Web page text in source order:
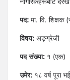
पद: मा. वि. शिक्षक
विषय: अङ्ग्रेजी
पद संख्या: १ (एक)
उमेर: १८ वर्ष पूरा